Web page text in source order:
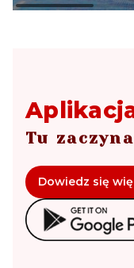
Tu
Dowiedz się